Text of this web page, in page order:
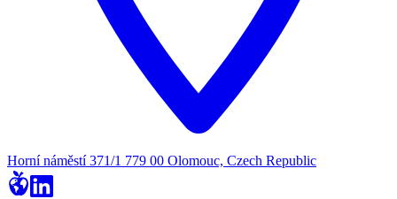
Horní náměstí 371/1 779 00 Olomouc, Czech Republic